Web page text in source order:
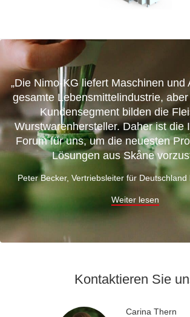
„Die Nimo-KG liefert Maschinen und
gesamte Lebensmittelindustrie,
Kundensegment bilden die
Wurstwarenhersteller. Daher ist die
Forum für uns, um die neuesten
Lösungen aus Skåne
Peter Becker, Vertriebsleiter für Deutschland
Weiter lesen
Kontaktieren Sie
Carina Thern